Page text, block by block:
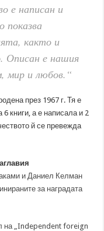
е написан и
показва
както и
Описан е нашия
мир и любов.“
през 1967 г. Тя е
6 книги, а е написала и 2
й се превежда
и Даниел Келман
за наградата
на „Independent foreign